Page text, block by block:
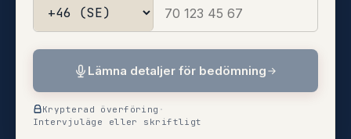
Lämna detaljer för bedömning
Krypterad överföring ·
Intervjuläge eller skriftligt